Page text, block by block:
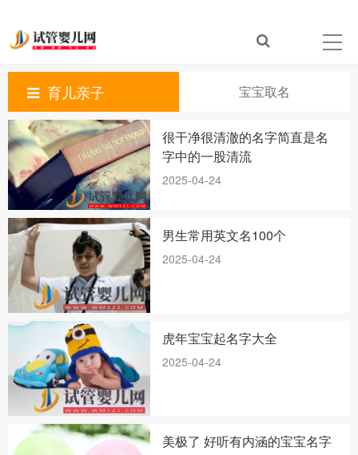
育儿亲子 宝宝取名
很干净很清澈的名字简直是名
字中的一股清流
2025-04-24
男生常用英文名100个
2025-04-24
虎年宝宝起名字大全
2025-04-24
美极了 好听有内涵的宝宝名字